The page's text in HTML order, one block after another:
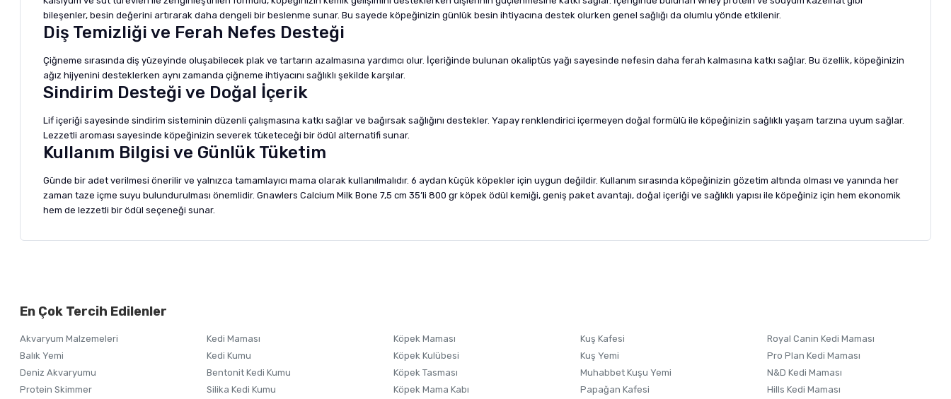
bileşenler, besin değerini artırarak daha dengeli bir beslenme sunar. Bu sayede köpeğinizin günlük besin ihtiyacına destek olurken genel sağlığı da olumlu yönde etkilenir.
Diş Temizliği ve Ferah Nefes Desteği
Çiğneme sırasında diş yüzeyinde oluşabilecek plak ve tartarın azalmasına yardımcı olur. İçeriğinde bulunan okaliptüs yağı sayesinde nefesin daha ferah kalmasına katkı sağlar. Bu özellik, köpeğinizin
ağız hijyenini desteklerken aynı zamanda çiğneme ihtiyacını sağlıklı şekilde karşılar.
Sindirim Desteği ve Doğal İçerik
Lif içeriği sayesinde sindirim sisteminin düzenli çalışmasına katkı sağlar ve bağırsak sağlığını destekler. Yapay renklendirici içermeyen doğal formülü ile köpeğinizin sağlıklı yaşam tarzına uyum sağlar.
Lezzetli aroması sayesinde köpeğinizin severek tüketeceği bir ödül alternatifi sunar.
Kullanım Bilgisi ve Günlük Tüketim
Günde bir adet verilmesi önerilir ve yalnızca tamamlayıcı mama olarak kullanılmalıdır. 6 aydan küçük köpekler için uygun değildir. Kullanım sırasında köpeğinizin gözetim altında olması ve yanında her
zaman taze içme suyu bulundurulması önemlidir. Gnawlers Calcium Milk Bone 7,5 cm 35’li 800 gr köpek ödül kemiği, geniş paket avantajı, doğal içeriği ve sağlıklı yapısı ile köpeğiniz için hem ekonomik
hem de lezzetli bir ödül seçeneği sunar.
Ürünü Satın Al ve Yorumla
Ürün açıklamasında eksik bilgiler bulunuyor.
Ürün fiyatı diğer sitelerden daha pahalı.
En Çok Tercih Edilenler
Akvaryum Malzemeleri
Balık Yemi
Deniz Akvaryumu
Protein Skimmer
Kedi Maması
Kedi Kumu
Bentonit Kedi Kumu
Silika Kedi Kumu
Köpek Maması
Köpek Kulübesi
Köpek Tasması
Köpek Mama Kabı
Kuş Kafesi
Kuş Yemi
Muhabbet Kuşu Yemi
Papağan Kafesi
Royal Canin Kedi Maması
Pro Plan Kedi Maması
N&D Kedi Maması
Hills Kedi Maması